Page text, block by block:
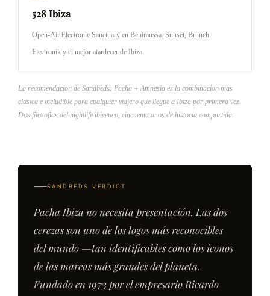
528 Ibiza
Open-Air Electronic Sanctuary en Benimussa. Sunset, Brunch
Electronik y el mejor atardecer de Ibiza.
La recomendacion de Sandbeds: Pacha + Amnesia es la combinacion mas
clasica e ineludible para cualquier viajero que llegue a Ibiza por primera vez.
Dos filosofias del nightlife ibicenco, cincuenta anos de historia compartida.
SANDBEDS VERDICT
Pacha Ibiza no necesita presentación. Las dos
cerezas son uno de los logos más reconocibles
del mundo —tan identificables como los iconos
de las marcas más grandes del planeta.
Fundado en 1973 por el empresario Ricardo